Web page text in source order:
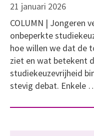
21 januari 2026
COLUMN | Jongeren
onbeperkte
hoe willen we dat de
ziet en wat betekent
studiekeuzevrijheid
stevig debat. Enkele